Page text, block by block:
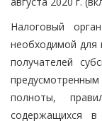
Налоговый
необходимой для
получателей
полноты,
содержащихся